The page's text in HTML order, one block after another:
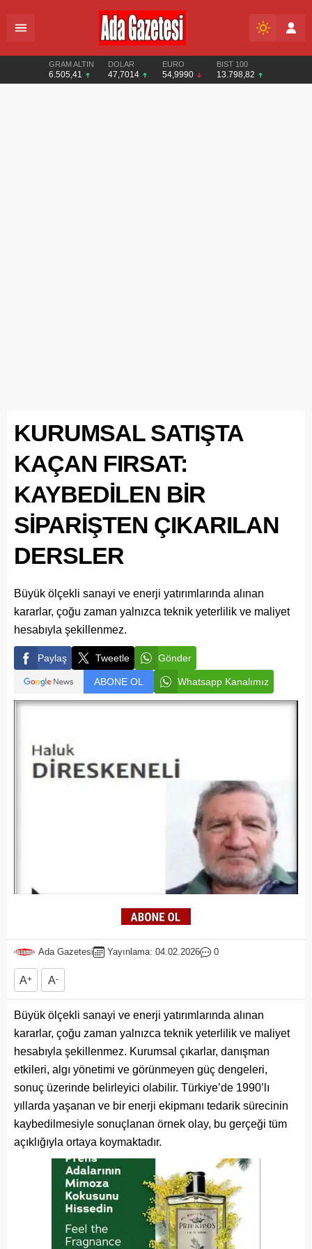
GRAM ALTIN
6.505,41
DOLAR
47,7014
EURO
54,9990
BIST 100
13.798,82
KURUMSAL SATIŞTA
KAÇAN FIRSAT:
KAYBEDİLEN BİR
SİPARİŞTEN ÇIKARILAN
DERSLER
Büyük ölçekli sanayi ve enerji yatırımlarında alınan
kararlar, çoğu zaman yalnızca teknik yeterlilik ve maliyet
hesabıyla şekillenmez.
Paylaş Tweetle Gönder
ABONE OL Whatsapp Kanalımız
Ada Gazetesi Yayınlama: 04.02.2026 0
A+ A-
Büyük ölçekli sanayi ve enerji yatırımlarında alınan
kararlar, çoğu zaman yalnızca teknik yeterlilik ve maliyet
hesabıyla şekillenmez. Kurumsal çıkarlar, danışman
etkileri, algı yönetimi ve görünmeyen güç dengeleri,
sonuç üzerinde belirleyici olabilir. Türkiye’de 1990’lı
yıllarda yaşanan ve bir enerji ekipmanı tedarik sürecinin
kaybedilmesiyle sonuçlanan örnek olay, bu gerçeği tüm
açıklığıyla ortaya koymaktadır.